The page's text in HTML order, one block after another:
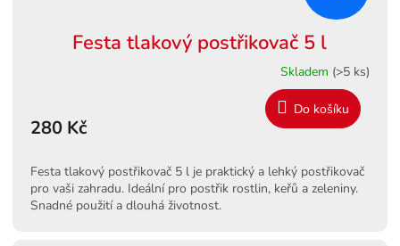
Festa tlakový postřikovač 5 l
Skladem (>5 ks)
280 Kč
Do košíku
Festa tlakový postřikovač 5 l je praktický a lehký postřikovač
pro vaši zahradu. Ideální pro postřik rostlin, keřů a zeleniny.
Snadné použití a dlouhá životnost.